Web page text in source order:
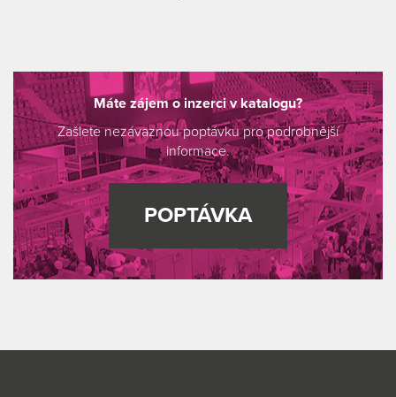
Máte zájem o inzerci v katalogu?
Zašlete nezávaznou poptávku pro podrobnější
informace.
POPTÁVKA